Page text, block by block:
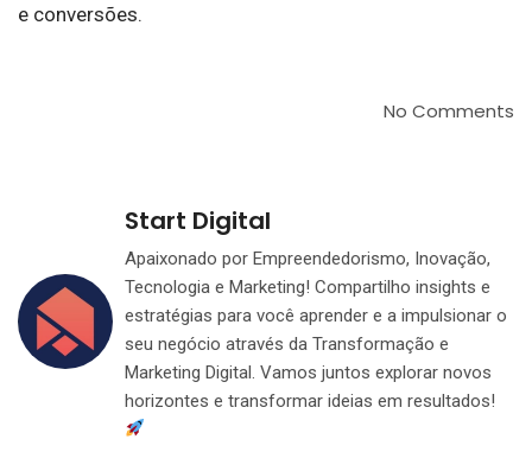
e conversões.
No Comments
Start Digital
Apaixonado por Empreendedorismo, Inovação,
Tecnologia e Marketing! Compartilho insights e
estratégias para você aprender e a impulsionar o
seu negócio através da Transformação e
Marketing Digital. Vamos juntos explorar novos
horizontes e transformar ideias em resultados!